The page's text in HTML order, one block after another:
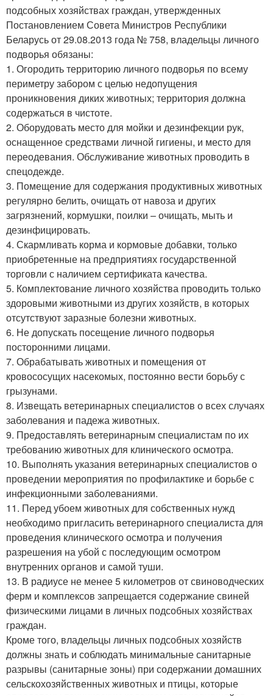
подсобных хозяйствах граждан, утвержденных
Постановлением Совета Министров Республики
Беларусь от 29.08.2013 года № 758, владельцы личного
подворья обязаны:
1. Огородить территорию личного подворья по всему
периметру забором с целью недопущения
проникновения диких животных; территория должна
содержаться в чистоте.
2. Оборудовать место для мойки и дезинфекции рук,
оснащенное средствами личной гигиены, и место для
переодевания. Обслуживание животных проводить в
спецодежде.
3. Помещение для содержания продуктивных животных
регулярно белить, очищать от навоза и других
загрязнений, кормушки, поилки – очищать, мыть и
дезинфицировать.
4. Скармливать корма и кормовые добавки, только
приобретенные на предприятиях государственной
торговли с наличием сертификата качества.
5. Комплектование личного хозяйства проводить только
здоровыми животными из других хозяйств, в которых
отсутствуют заразные болезни животных.
6. Не допускать посещение личного подворья
посторонними лицами.
7. Обрабатывать животных и помещения от
кровососущих насекомых, постоянно вести борьбу с
грызунами.
8. Извещать ветеринарных специалистов о всех случаях
заболевания и падежа животных.
9. Предоставлять ветеринарным специалистам по их
требованию животных для клинического осмотра.
10. Выполнять указания ветеринарных специалистов о
проведении мероприятия по профилактике и борьбе с
инфекционными заболеваниями.
11. Перед убоем животных для собственных нужд
необходимо пригласить ветеринарного специалиста для
проведения клинического осмотра и получения
разрешения на убой с последующим осмотром
внутренних органов и самой туши.
13. В радиусе не менее 5 километров от свиноводческих
ферм и комплексов запрещается содержание свиней
физическими лицами в личных подсобных хозяйствах
граждан.
Кроме того, владельцы личных подсобных хозяйств
должны знать и соблюдать минимальные санитарные
разрывы (санитарные зоны) при содержании домашних
сельскохозяйственных животных и птицы, которые